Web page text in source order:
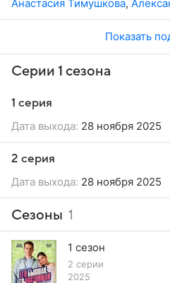
Анастасия Тимушкова,
Показать
Серии 1 сезона
1 серия
Дата выхода: 28 ноября 2025
2 серия
Дата выхода: 28 ноября 2025
Сезоны 1
1 сезон
2 серии
2025